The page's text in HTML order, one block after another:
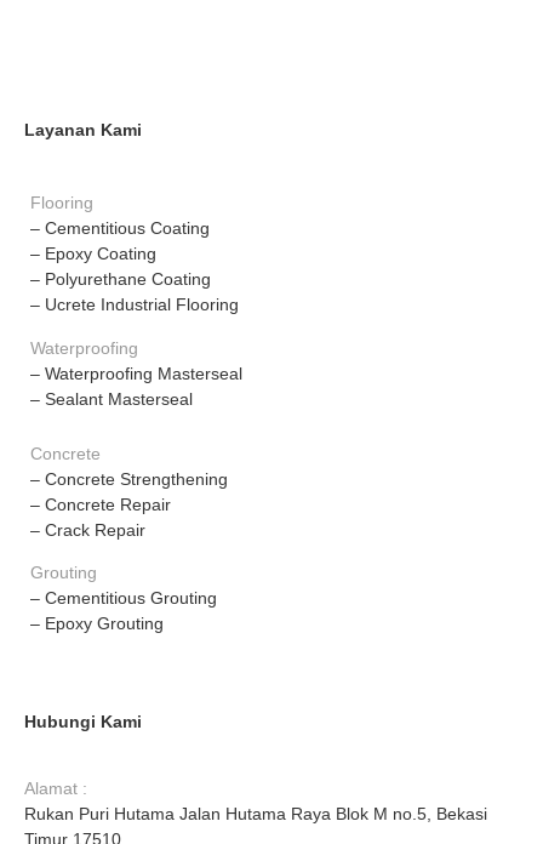
Layanan Kami
Flooring
– Cementitious Coating
– Epoxy Coating
– Polyurethane Coating
– Ucrete Industrial Flooring
Waterproofing
– Waterproofing Masterseal
– Sealant Masterseal
Concrete
– Concrete Strengthening
– Concrete Repair
– Crack Repair
Grouting
– Cementitious Grouting
– Epoxy Grouting
Hubungi Kami
Alamat :
Rukan Puri Hutama Jalan Hutama Raya Blok M no.5, Bekasi
Timur 17510